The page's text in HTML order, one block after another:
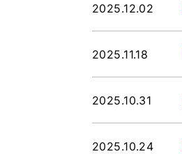
2025.12.02
2025.11.18
2025.10.31
2025.10.24